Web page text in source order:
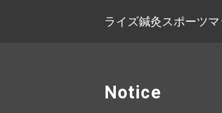
ライズ鍼灸スポー
Notice